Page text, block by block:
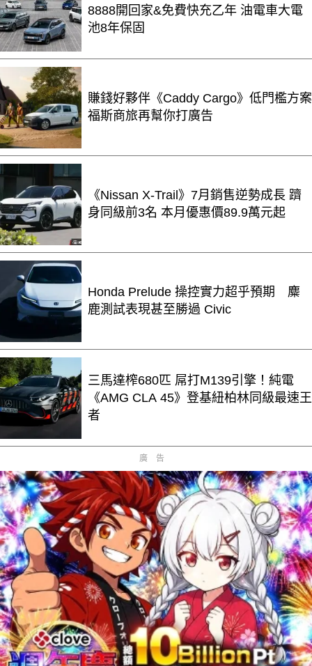
8888開回家&免費快充乙年 油電車大電
池8年保固
賺錢好夥伴《Caddy Cargo》低門檻方案
福斯商旅再幫你打廣告
《Nissan X-Trail》7月銷售逆勢成長 躋
身同級前3名 本月優惠價89.9萬元起
Honda Prelude 操控實力超乎預期 麋
鹿測試表現甚至勝過 Civic
三馬達榨680匹 屌打M139引擎！純電
《AMG CLA 45》登基紐柏林同級最速王
者
廣告